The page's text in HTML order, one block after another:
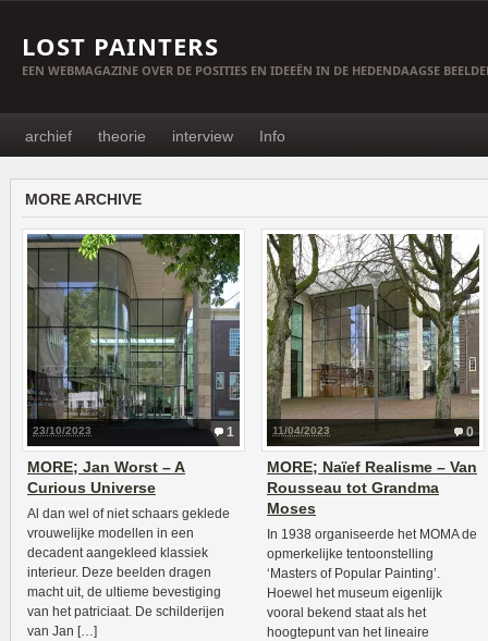
LOST PAINTERS
EEN WEBMAGAZINE OVER DE POSITIES EN IDEEËN IN DE HEDENDAAGSE
archief theorie interview Info
MORE ARCHIVE
1
23/10/2023
MORE; Jan Worst – A
Curious Universe
Al dan wel of niet schaars geklede
vrouwelijke modellen in een
decadent aangekleed klassiek
interieur. Deze beelden dragen
macht uit, de ultieme bevestiging
van het patriciaat. De schilderijen
van Jan […]
0
11/04/2023
MORE; Naïef Realisme – Van
Rousseau tot Grandma
Moses
In 1938 organiseerde het MOMA de
opmerkelijke tentoonstelling
‘Masters of Popular Painting’.
Hoewel het museum eigenlijk
vooral bekend staat als het
hoogtepunt van het lineaire